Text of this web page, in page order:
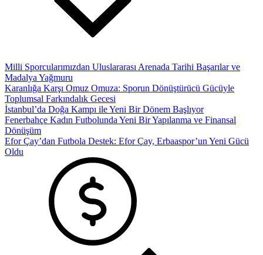
Milli Sporcularımızdan Uluslararası Arenada Tarihi Başarılar ve
Madalya Yağmuru
Karanlığa Karşı Omuz Omuza: Sporun Dönüştürücü Gücüyle
Toplumsal Farkındalık Gecesi
İstanbul’da Doğa Kampı ile Yeni Bir Dönem Başlıyor
Fenerbahçe Kadın Futbolunda Yeni Bir Yapılanma ve Finansal
Dönüşüm
Efor Çay’dan Futbola Destek: Efor Çay, Erbaaspor’un Yeni Gücü
Oldu